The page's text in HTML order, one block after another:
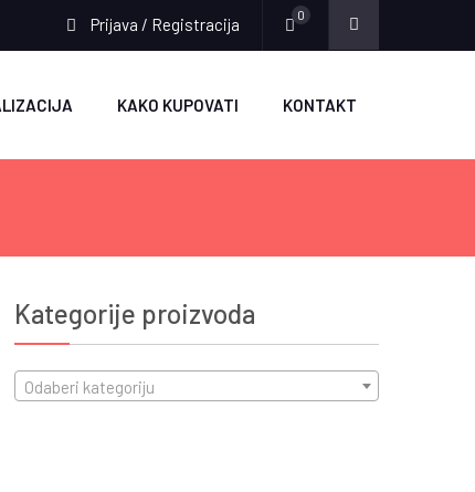
Prijava / Registracija 0
KAKO KUPOVATI KONTAKT
Kategorije proizvoda
Odaberi kategoriju